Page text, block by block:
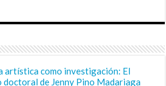
artística como investigación: El
doctoral de Jenny Pino Madariaga